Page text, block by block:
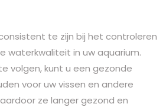
te zijn bij het controleren
waterkwaliteit in uw aquarium.
volgen, kunt u een gezonde
voor uw vissen en andere
ze langer gezond en